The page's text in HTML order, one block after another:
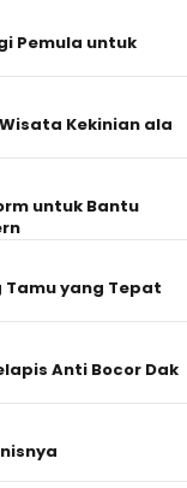
Pemula untuk
Kekinian ala
untuk Bantu
Tamu yang Tepat
Anti Bocor Dak